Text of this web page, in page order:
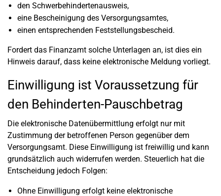
den Schwerbehindertenausweis,
eine Bescheinigung des Versorgungsamtes,
einen entsprechenden Feststellungsbescheid.
Fordert das Finanzamt solche Unterlagen an, ist dies ein
Hinweis darauf, dass keine elektronische Meldung vorliegt.
Einwilligung ist Voraussetzung für
den Behinderten-Pauschbetrag
Die elektronische Datenübermittlung erfolgt nur mit
Zustimmung der betroffenen Person gegenüber dem
Versorgungsamt. Diese Einwilligung ist freiwillig und kann
grundsätzlich auch widerrufen werden. Steuerlich hat die
Entscheidung jedoch Folgen:
Ohne Einwilligung erfolgt keine elektronische